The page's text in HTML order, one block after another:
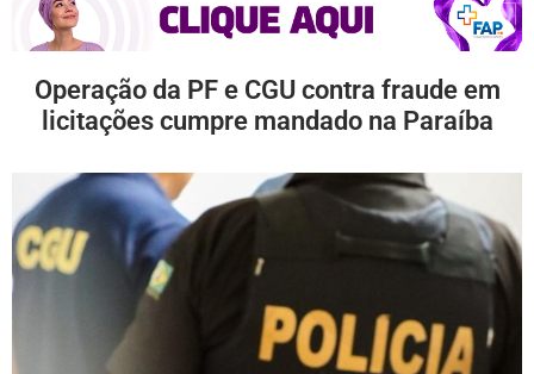
Operação da PF e CGU contra fraude em
licitações cumpre mandado na Paraíba